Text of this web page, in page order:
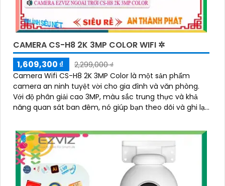
CAMERA CS-H8 2K 3MP COLOR WIFI ✲
1,609,300 ₫
2,299,000 ₫
Camera Wifi CS-H8 2K 3MP Color là một sản phẩm
camera an ninh tuyệt vời cho gia đình và văn phòng.
Với độ phân giải cao 3MP, màu sắc trung thực và khả
năng quan sát ban đêm, nó giúp bạn theo dõi và ghi lại